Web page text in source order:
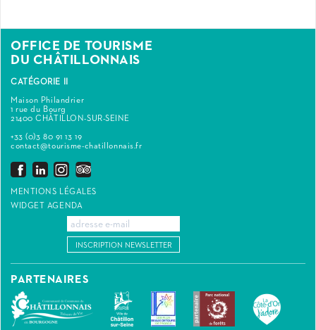
OFFICE DE TOURISME
DU CHÂTILLONNAIS
CATÉGORIE II
Maison Philandrier
1 rue du Bourg
21400 CHÂTILLON-SUR-SEINE
+33 (0)3 80 91 13 19
contact@tourisme-chatillonnais.fr
MENTIONS LÉGALES
WIDGET AGENDA
INSCRIPTION NEWSLETTER
PARTENAIRES